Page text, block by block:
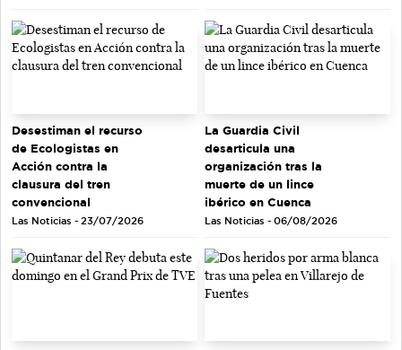
Desestiman el recurso
de Ecologistas en
Acción contra la
clausura del tren
convencional
Las Noticias - 23/07/2026
La Guardia Civil
desarticula una
organización tras la
muerte de un lince
ibérico en Cuenca
Las Noticias - 06/08/2026